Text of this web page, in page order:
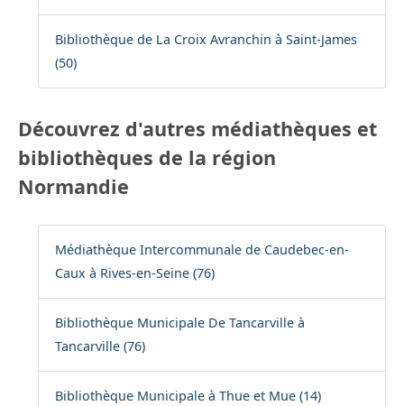
Bibliothèque de La Croix Avranchin à Saint-James
(50)
Découvrez d'autres médiathèques et
bibliothèques de la région
Normandie
Médiathèque Intercommunale de Caudebec-en-
Caux à Rives-en-Seine (76)
Bibliothèque Municipale De Tancarville à
Tancarville (76)
Bibliothèque Municipale à Thue et Mue (14)